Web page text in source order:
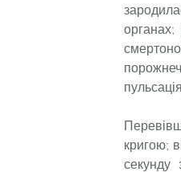
кригою;
секунду